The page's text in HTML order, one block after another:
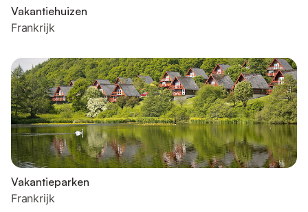
Vakantiehuizen
Frankrijk
Vakantieparken
Frankrijk